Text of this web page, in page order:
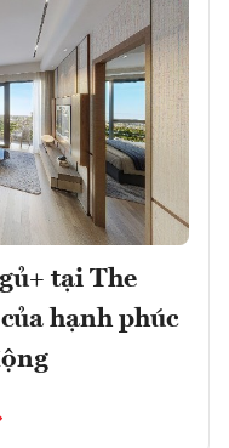
tại The
hạnh phúc